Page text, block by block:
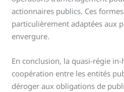
actionnaires publics. Ces
particulièrement adaptées aux
envergure.
En conclusion, la quasi-régie
coopération entre les entités
déroger aux obligations de